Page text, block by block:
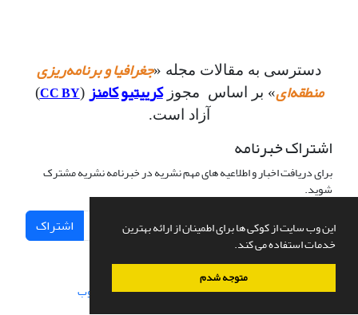
این وب سایت از کوکی ها برای اطمینان از ارائه بهترین
خدمات استفاده می کند.
متوجه شدم
دسترسی به مقالات مجله «جغرافیا و برنامه‌ریزی
منطقه‌ای» بر اساس مجوزکرییتیو کامنز (
CC BY
)
آزاد است.
اشتراک خبرنامه
برای دریافت اخبار و اطلاعیه های مهم نشریه در خبرنامه نشریه مشترک
شوید.
اشتراک
سامانه مدیریت نشریات علمی.طراحی و پیاده سازی از سیناوب